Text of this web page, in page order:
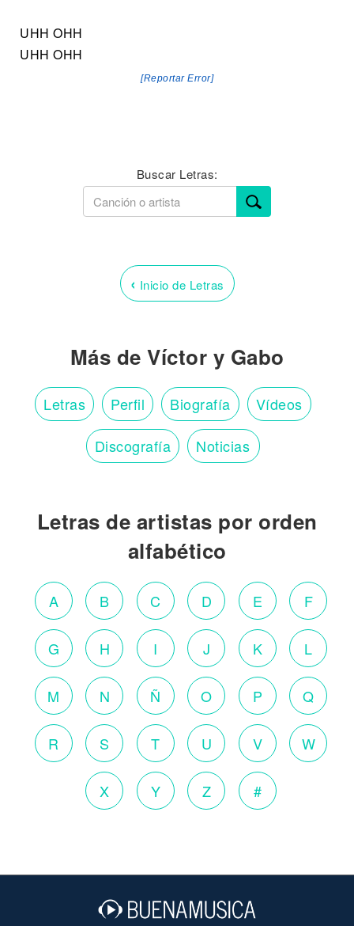
UHH OHH
UHH OHH
[Reportar Error]
Buscar Letras:
‹ Inicio de Letras
Más de Víctor y Gabo
Letras Perfil Biografía Vídeos
Discografía Noticias
Letras de artistas por orden
alfabético
A B C D E F
G H I J K L
M N Ñ O P Q
R S T U V W
X Y Z #